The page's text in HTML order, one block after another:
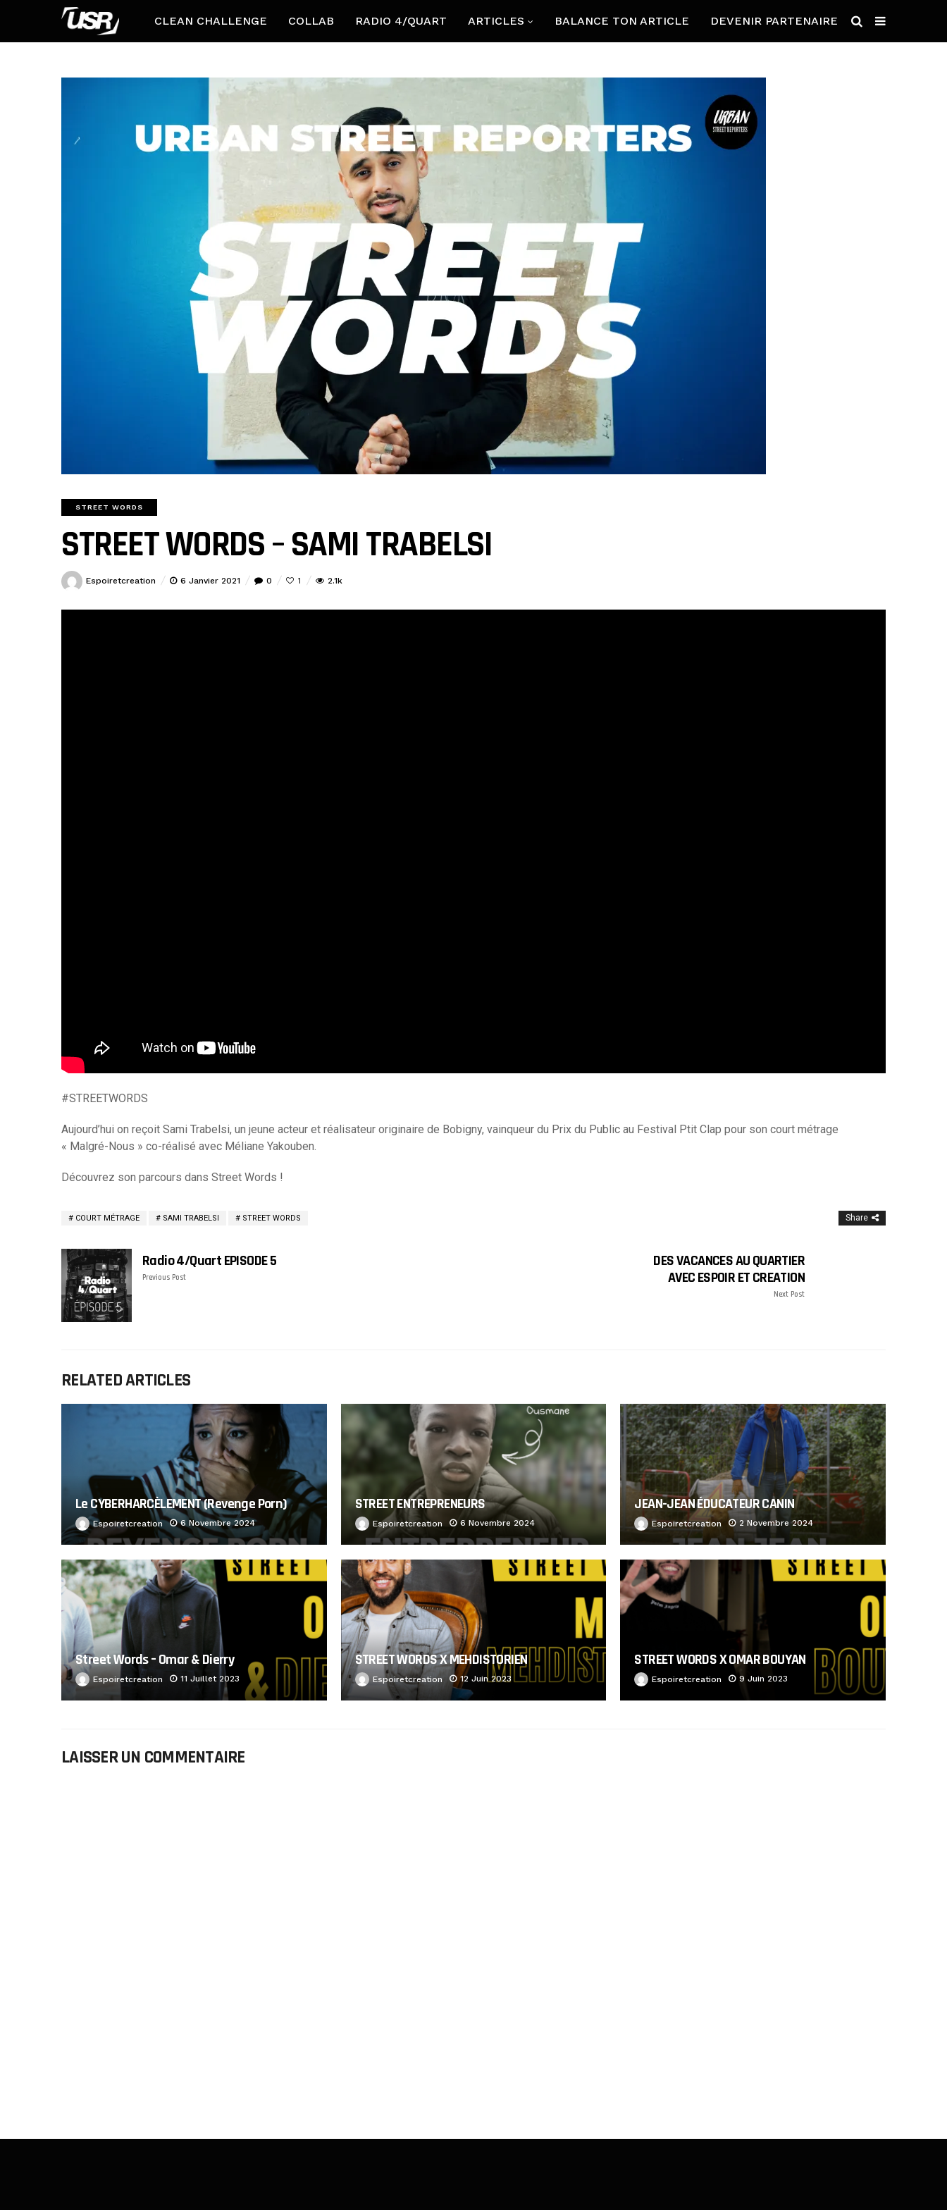
CLEAN CHALLENGE COLLAB RADIO 4/QUART ARTICLES BALANCE TON ARTICLE DEVENIR PARTENAIRE
STREET WORDS
STREET WORDS – SAMI TRABELSI
Espoiretcreation 6 Janvier 2021 0 1 2.1k
#STREETWORDS
Aujourd’hui on reçoit Sami Trabelsi, un jeune acteur et réalisateur originaire de Bobigny, vainqueur du Prix du Public au Festival Ptit Clap pour son court métrage
« Malgré-Nous » co-réalisé avec Méliane Yakouben.
Découvrez son parcours dans Street Words !
COURT MÉTRAGE SAMI TRABELSI STREET WORDS Share
Radio 4/Quart EPISODE 5
Previous Post
DES VACANCES AU QUARTIER
AVEC ESPOIR ET CREATION
Next Post
RELATED ARTICLES
Le CYBERHARCÈLEMENT (Revenge Porn)
Espoiretcreation 6 Novembre 2024
STREET ENTREPRENEURS
Espoiretcreation 6 Novembre 2024
JEAN-JEAN ÉDUCATEUR CANIN
Espoiretcreation 2 Novembre 2024
Street Words – Omar & Dierry
Espoiretcreation 11 Juillet 2023
STREET WORDS X MEHDISTORIEN
Espoiretcreation 12 Juin 2023
STREET WORDS X OMAR BOUYAN
Espoiretcreation 9 Juin 2023
LAISSER UN COMMENTAIRE